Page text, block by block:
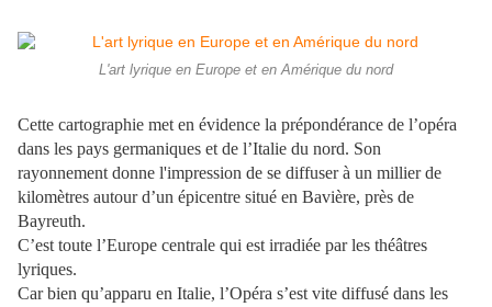
L'art lyrique en Europe et en Amérique du nord
Cette cartographie met en évidence la prépondérance de l’opéra
dans les pays germaniques et de l’Italie du nord. Son
rayonnement donne l'impression de se diffuser à un millier de
kilomètres autour d’un épicentre situé en Bavière, près de
Bayreuth.
C’est toute l’Europe centrale qui est irradiée par les théâtres
lyriques.
Car bien qu’apparu en Italie, l’Opéra s’est vite diffusé dans les